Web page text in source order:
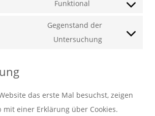
fonts
google-
maps
Funktional
to
service
Gegenstand der
Untersuchung
Consent
das erste Mal besuchst, zeigen
einer Erklärung über Cookies.